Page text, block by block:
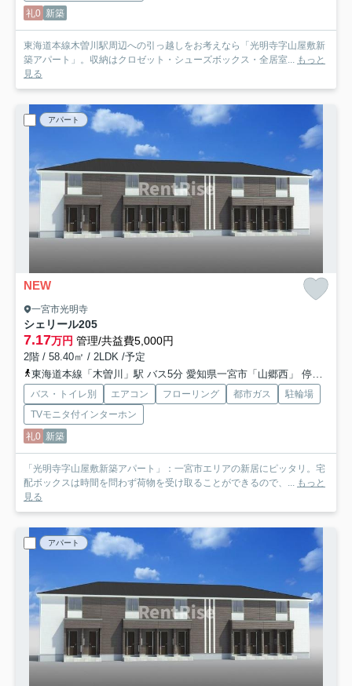
礼0 新築
東海道本線木曽川駅周辺への引っ越しをお考えなら「光明寺字山屋敷新
築アパート」。収納はクロゼット・シューズボックス・全居室... もっと
見る
アパート
NEW
一宮市光明寺
シェリール205
7.17万円 管理/共益費5,000円
2階 / 58.40㎡ / 2LDK /予定
東海道本線「木曽川」駅 バス5分 愛知県一宮市「山郷西」 停歩12分
バス・トイレ別 エアコン フローリング 都市ガス
駐輪場
TVモニタ付インターホン
礼0 新築
「光明寺字山屋敷新築アパート」：一宮市エリアの新居にピッタリ。宅
配ボックスは時間を問わず荷物を受け取ることができるので、... もっと
見る
アパート